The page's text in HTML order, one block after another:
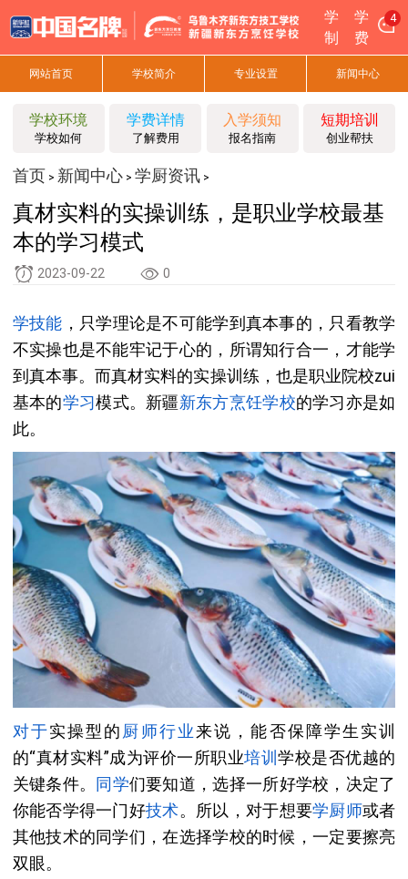
学
制
学
费
4
网站首页 学校简介 专业设置 新闻中心
学校环境
学校如何
学费详情
了解费用
入学须知
报名指南
短期培训
创业帮扶
首页 > 新闻中心> 学厨资讯>
真材实料的实操训练，是职业学校最基
本的学习模式
2023-09-22 0
学技能 ，只学理论是不可能学到真本事的，只看教学
不实操也是不能牢记于心的，所谓知行合一，才能学
到真本事。而真材实料的实操训练，也是职业院校zui
基本的学习模式。新疆新东方烹饪学校的学习亦是如
此。
对于实操型的 厨师行业来说，能否保障学生实训
的“真材实料”成为评价一所职业培训学校是否优越的
关键条件。 同学们要知道，选择一所好学校，决定了
你能否学得一门好技术。所以，对于想要学厨师或者
其他技术的同学们，在选择学校的时候，一定要擦亮
双眼。